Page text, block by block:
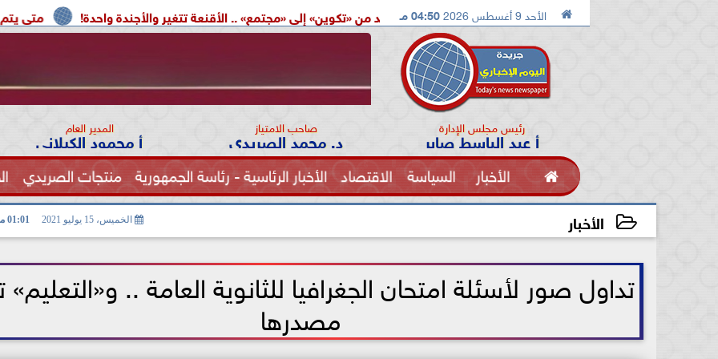
 الأحد 9 أغسطس 2026 04:50 مـ متى يتم إعادة تشغيل الدكتور محمد الصريدي يكشف المخطط الجديد من «تكوين» إلى «مجتمع» .. الأقنعة تتغير والأجندة واحدة!
رئيس مجلس الإدارة
أ عبد الباسط صابر صاحب الامتياز
د. محمد الصريدي المدير العام
أ محمود الكيلاني
 الأخبار السياسة الاقتصاد الأخبار الرئاسية - رئاسة الجمهورية منتجات الصريدي
الفنون الصحة الأخبار الخميس، 15 يوليو 2021 01:01 مـ
تداول صور لأسئلة امتحان الجغرافيا للثانوية العامة .. و«التعليم»
مصدرها